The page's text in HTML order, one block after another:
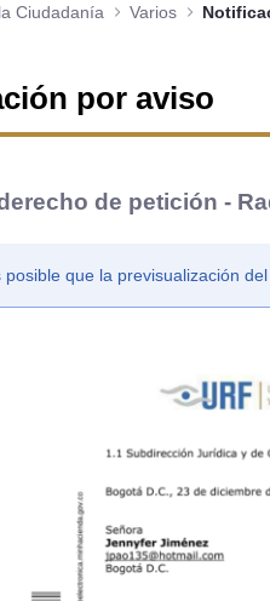
Ciudadanía Varios
por aviso
de petición -
posible que la previsualización